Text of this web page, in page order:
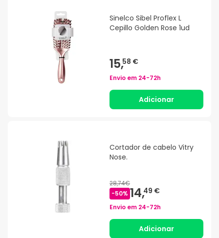
Sinelco Sibel Proflex L
Cepillo Golden Rose 1ud
15,58 €
Envio em 24-72h
Adicionar
Cortador de cabelo Vitry
Nose.
28,74€
-50% 14,49 €
Envio em 24-72h
Adicionar